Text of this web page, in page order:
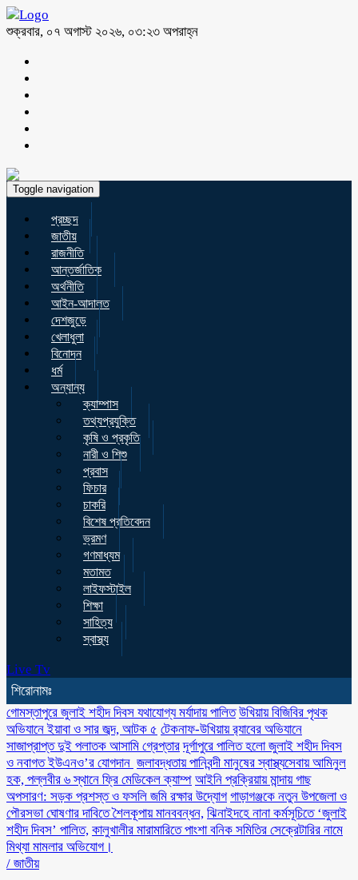
শুক্রবার, ০৭ অগাস্ট ২০২৬, ০৩:২৩ অপরাহ্ন
Toggle navigation
প্রচ্ছদ
জাতীয়
রাজনীতি
আন্তর্জাতিক
অর্থনীতি
আইন-আদালত
দেশজুড়ে
খেলাধুলা
বিনোদন
ধর্ম
অন্যান্য
ক্যাম্পাস
তথ্যপ্রযুক্তি
কৃষি ও প্রকৃতি
নারী ও শিশু
প্রবাস
ফিচার
চাকরি
বিশেষ প্রতিবেদন
ভ্রমণ
গণমাধ্যম
মতামত
লাইফস্টাইল
শিক্ষা
সাহিত্য
স্বাস্থ্য
Live Tv
শিরোনামঃ
গোমস্তাপুরে জুলাই শহীদ দিবস যথাযোগ্য মর্যাদায় পালিত উখিয়ায় বিজিবির পৃথক
অভিযানে ইয়াবা ও সার জব্দ, আটক ৫ টেকনাফ-উখিয়ায় র‌্যাবের অভিযানে
সাজাপ্রাপ্ত দুই পলাতক আসামি গ্রেপ্তার ‎দূর্গাপুরে পালিত হলো জুলাই শহীদ দিবস
ও নবাগত ইউএনও’র যোগদান ‎ জলাবদ্ধতায় পানিবন্দী মানুষের স্বাস্থ্যসেবায় আমিনুল
হক, পল্লবীর ৬ স্থানে ফ্রি মেডিকেল ক্যাম্প আইনি প্রক্রিয়ায় মান্দায় গাছ
অপসারণ: সড়ক প্রশস্ত ও ফসলি জমি রক্ষার উদ্যোগ গাড়াগঞ্জকে নতুন উপজেলা ও
পৌরসভা ঘোষণার দাবিতে শৈলকূপায় মানববন্ধন, ঝিনাইদহে নানা কর্মসূচিতে ‘জুলাই
শহীদ দিবস’ পালিত, কালুখালীর মারামারিতে পাংশা বনিক সমিতির সেক্রেটারির নামে
মিথ্যা মামলার অভিযোগ।
/ জাতীয়